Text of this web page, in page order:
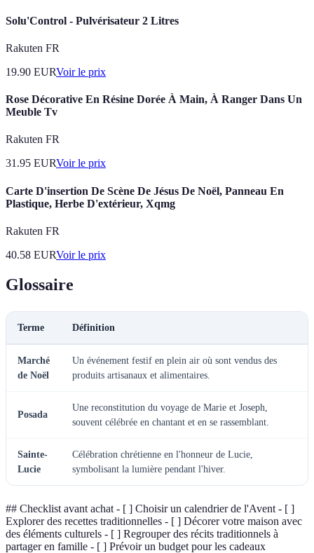
Solu'Control - Pulvérisateur 2 Litres
Rakuten FR
19.90 EURVoir le prix
Rose Décorative En Résine Dorée À Main, À Ranger Dans Un
Meuble Tv
Rakuten FR
31.95 EURVoir le prix
Carte D'insertion De Scène De Jésus De Noël, Panneau En
Plastique, Herbe D'extérieur, Xqmg
Rakuten FR
40.58 EURVoir le prix
Glossaire
Terme Définition
Marché
de Noël
Un événement festif en plein air où sont vendus des
produits artisanaux et alimentaires.
Posada
Une reconstitution du voyage de Marie et Joseph,
souvent célébrée en chantant et en se rassemblant.
Sainte-
Lucie
Célébration chrétienne en l'honneur de Lucie,
symbolisant la lumière pendant l'hiver.
## Checklist avant achat - [ ] Choisir un calendrier de l'Avent - [ ]
Explorer des recettes traditionnelles - [ ] Décorer votre maison avec
des éléments culturels - [ ] Regrouper des récits traditionnels à
partager en famille - [ ] Prévoir un budget pour les cadeaux